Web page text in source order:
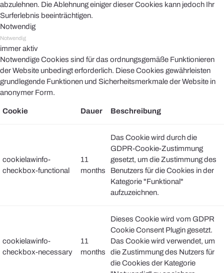
abzulehnen. Die Ablehnung einiger dieser Cookies kann jedoch Ihr
Surferlebnis beeinträchtigen.
Notwendig
Notwendig
immer aktiv
Notwendige Cookies sind für das ordnungsgemäße Funktionieren
der Website unbedingt erforderlich. Diese Cookies gewährleisten
grundlegende Funktionen und Sicherheitsmerkmale der Website in
anonymer Form.
Cookie Dauer Beschreibung
cookielawinfo-
checkbox-functional
11
months
Das Cookie wird durch die
GDPR-Cookie-Zustimmung
gesetzt, um die Zustimmung des
Benutzers für die Cookies in der
Kategorie "Funktional"
aufzuzeichnen.
cookielawinfo-
checkbox-necessary
11
months
Dieses Cookie wird vom GDPR
Cookie Consent Plugin gesetzt.
Das Cookie wird verwendet, um
die Zustimmung des Nutzers für
die Cookies der Kategorie